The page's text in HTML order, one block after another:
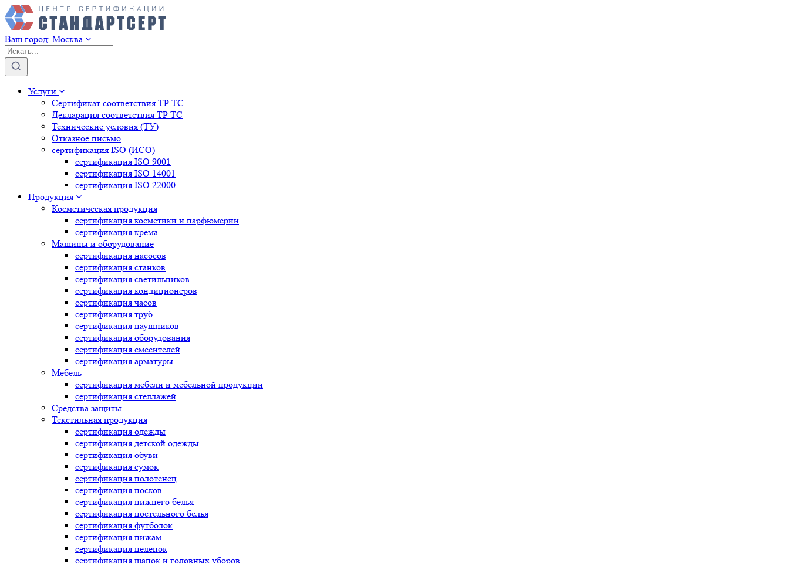
Ваш город: Москва
Услуги
Сертификат соответствия ТР ТС
Декларация соответствия ТР ТС
Технические условия (ТУ)
Отказное письмо
сертификация ISO (ИСО)
сертификация ISO 9001
сертификация ISO 14001
сертификация ISO 22000
Продукция
Косметическая продукция
сертификация косметики и парфюмерии
сертификация крема
Машины и оборудование
сертификация насосов
сертификация станков
сертификация светильников
сертификация кондиционеров
сертификация часов
сертификация труб
сертификация наушников
сертификация оборудования
сертификация смесителей
сертификация арматуры
Мебель
сертификация мебели и мебельной продукции
сертификация стеллажей
Средства защиты
Текстильная продукция
сертификация одежды
сертификация детской одежды
сертификация обуви
сертификация сумок
сертификация полотенец
сертификация носков
сертификация нижнего белья
сертификация постельного белья
сертификация футболок
сертификация пижам
сертификация пеленок
сертификация шапок и головных уборов